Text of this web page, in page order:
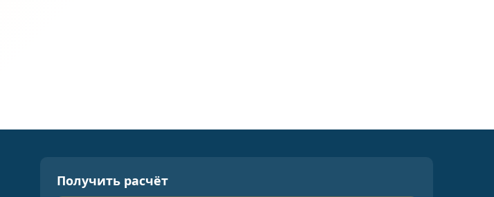
Получить расчёт